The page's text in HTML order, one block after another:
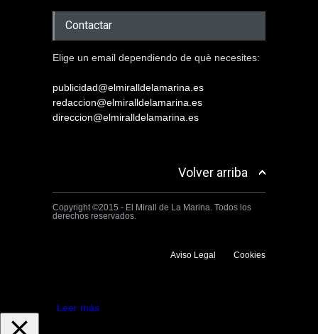
Contactar
Elige un email dependiendo de què necesites:
publicidad@elmiralldelamarina.es
redaccion@elmiralldelamarina.es
direccion@elmiralldelamarina.es
Volver arriba
Copyright ©2015 - El Mirall de La Marina. Todos los
derechos reservados.
Aviso Legal Cookies
Leer más